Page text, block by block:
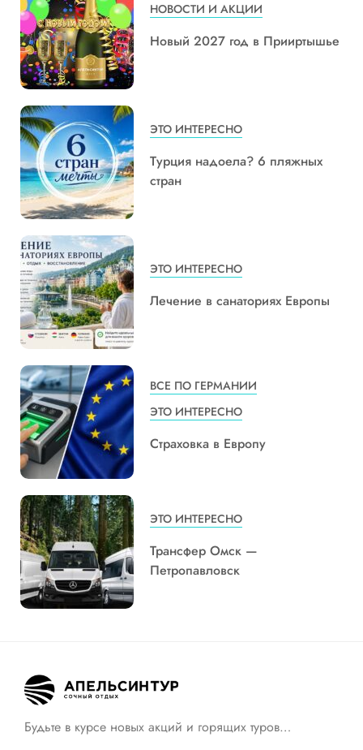
НОВОСТИ И АКЦИИ
Новый 2027 год в Прииртышье
ЭТО ИНТЕРЕСНО
Турция надоела? 6 пляжных
стран
ЭТО ИНТЕРЕСНО
Лечение в санаториях Европы
ВСЕ ПО ГЕРМАНИИ
ЭТО ИНТЕРЕСНО
Страховка в Европу
ЭТО ИНТЕРЕСНО
Трансфер Омск —
Петропавловск
Будьте в курсе новых акций и горящих туров…